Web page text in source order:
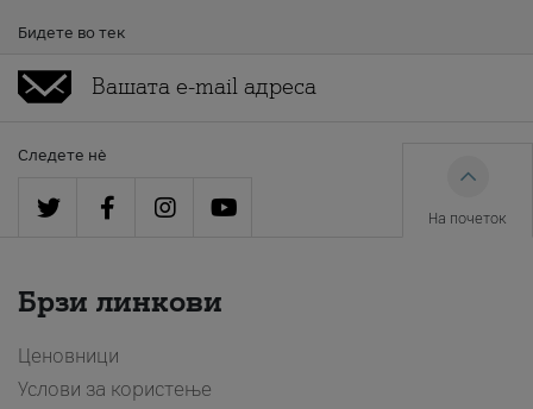
Бидете во тек
Следете нè
На почеток
Брзи линкови
Ценовници
Услови за користење